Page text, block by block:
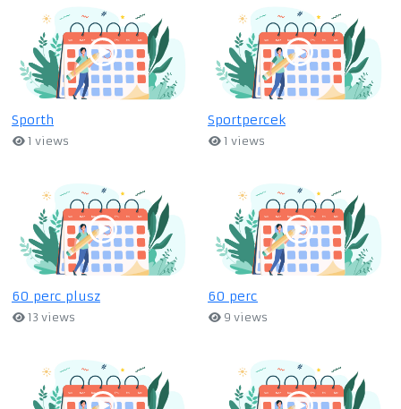
Sporth
1 views
Sportpercek
1 views
60 perc plusz
13 views
60 perc
9 views